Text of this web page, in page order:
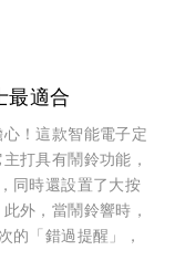
最適合
！這款智能電子定
打具有鬧鈴功能，
同時還設置了大按
外，當鬧鈴響時，
的「錯過提醒」，